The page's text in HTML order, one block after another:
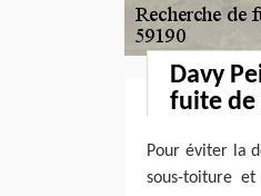
Davy
fuite
Pour éviter la
sous-toiture